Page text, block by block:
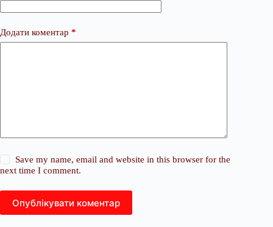
Додати коментар *
Save my name, email and website in this browser for the
next time I comment.
Опублікувати коментар